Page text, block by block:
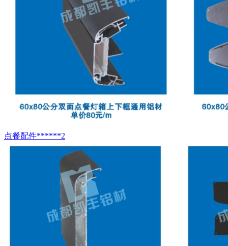
点餐配件******2